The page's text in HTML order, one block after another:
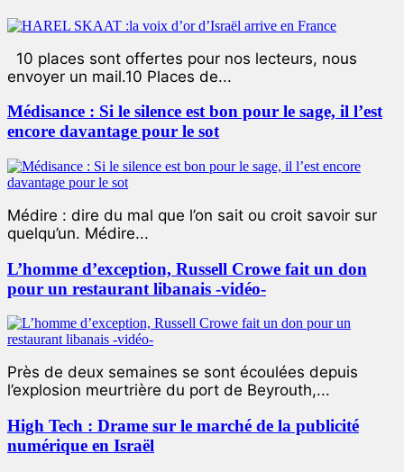
10 places sont offertes pour nos lecteurs, nous
envoyer un mail.10 Places de...
Médisance : Si le silence est bon pour le sage, il l’est
encore davantage pour le sot
Médire : dire du mal que l’on sait ou croit savoir sur
quelqu’un. Médire...
L’homme d’exception, Russell Crowe fait un don
pour un restaurant libanais -vidéo-
Près de deux semaines se sont écoulées depuis
l’explosion meurtrière du port de Beyrouth,...
High Tech : Drame sur le marché de la publicité
numérique en Israël